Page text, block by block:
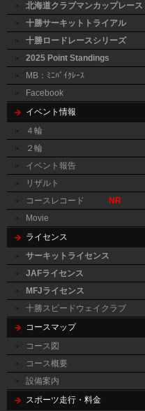
北海道クラブマンカップレース
十勝サーキットトライアル
十勝ロードレースシリーズ
2025 Point Standings
MB：ﾐﾆﾊﾞｲｸﾚｰｽ
Facebook
イベント情報
４輪
２輪
イベント報告
リザルト
コースレコード
NR
Movie
ライセンス
サーキットライセンス
JAFライセンス
MFJライセンス
十勝スピードウェイクラブ
コースマップ
コース図
コース概要
設備案内
スポーツ走行・料金